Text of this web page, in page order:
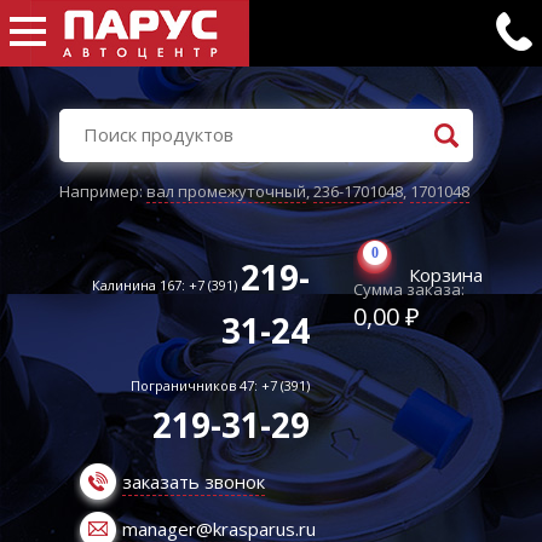
Например:вал промежуточный,236-1701048,1701048
Калинина 167: +7 (391) 219-
31-24
Пограничников 47: +7 (391)
219-31-29
заказать звонок
manager@krasparus.ru
0
Корзина
Сумма заказа:
0,00 ₽